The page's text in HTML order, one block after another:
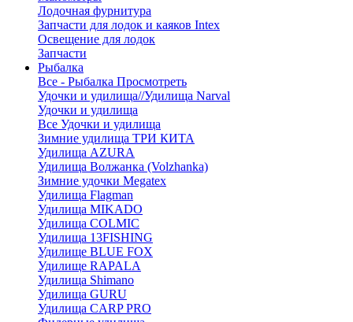
Лодочная фурнитура
Запчасти для лодок и каяков Intex
Освещение для лодок
Запчасти
Рыбалка
Все - Рыбалка Просмотреть
Удочки и удилища//Удилища Narval
Удочки и удилища
Все Удочки и удилища
Зимние удилища ТРИ КИТА
Удилища AZURA
Удилища Волжанка (Volzhanka)
Зимние удочки Megatex
Удилища Flagman
Удилища MIKADO
Удилища COLMIC
Удилища 13FISHING
Удилище BLUE FOX
Удилище RAPALA
Удилища Shimano
Удилища GURU
Удилища CARP PRO